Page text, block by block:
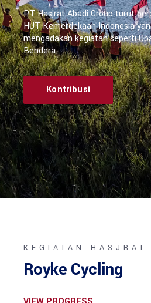
PT Hasjrat Abadi Group turut
HUT Kemerdekaan Indonesia
mengadakan kegiatan seperti
Bendera
Kontribusi
KEGIATAN HASJRAT
Royke Cycling